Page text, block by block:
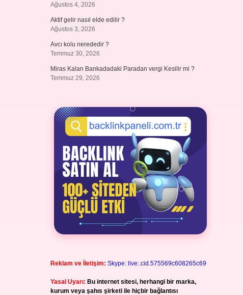
Ağustos 4, 2026
Aktif gelir nasıl elde edilir ?
Ağustos 3, 2026
Avcı kolu nerededir ?
Temmuz 30, 2026
Miras Kalan Bankadadaki Paradan vergi Kesilir mi ?
Temmuz 29, 2026
Reklam ve İletişim: Skype: live:.cid.575569c608265c69
Yasal Uyarı: Bu internet sitesi, herhangi bir marka,
kurum veya şahıs şirketi ile hiçbir bağlantısı